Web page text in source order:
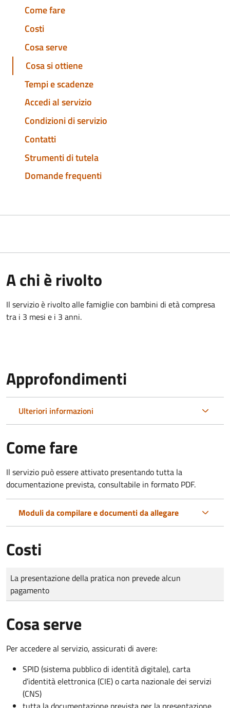
Come fare
Costi
Cosa serve
Cosa si ottiene
Tempi e scadenze
Accedi al servizio
Condizioni di servizio
Contatti
Strumenti di tutela
Domande frequenti
A chi è rivolto
Il servizio è rivolto alle famiglie con bambini di età compresa
tra i 3 mesi e i 3 anni.
Approfondimenti
Ulteriori informazioni
Come fare
Il servizio può essere attivato presentando tutta la
documentazione prevista, consultabile in formato PDF.
Moduli da compilare e documenti da allegare
Costi
Tipo di pagamento
Importo
La presentazione della pratica non prevede alcun
pagamento
Cosa serve
Per accedere al servizio, assicurati di avere:
SPID (sistema pubblico di identità digitale), carta
d’identità elettronica (CIE) o carta nazionale dei servizi
(CNS)